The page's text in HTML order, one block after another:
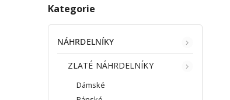
Kategorie
NÁHRDELNÍKY
ZLATÉ NÁHRDELNÍKY
Dámské